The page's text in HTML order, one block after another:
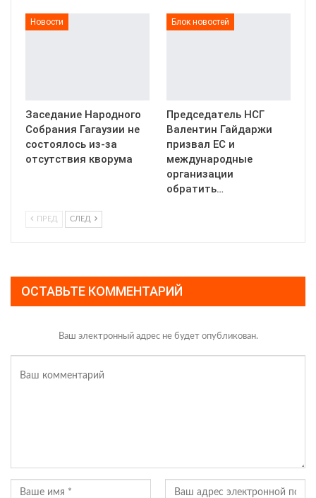
Новости
Заседание Народного
Собрания Гагаузии не
состоялось из-за
отсутствия кворума
Блок новостей
Председатель НСГ
Валентин Гайдаржи
призвал ЕС и
международные
организации
обратить…
ПРЕД СЛЕД
ОСТАВЬТЕ КОММЕНТАРИЙ
Ваш электронный адрес не будет опубликован.